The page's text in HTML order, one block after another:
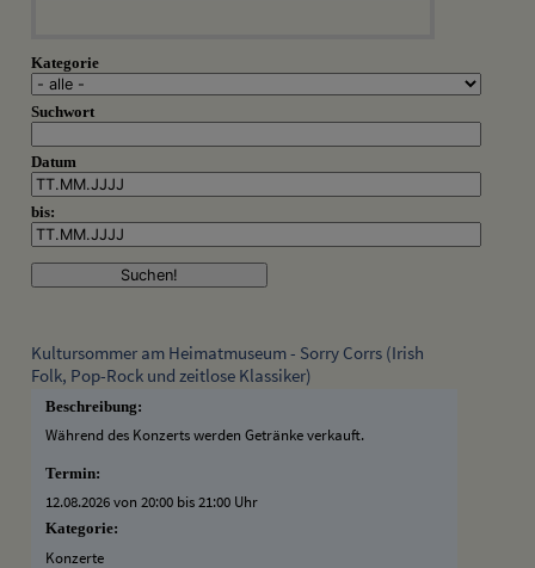
Kategorie
Suchwort
Datum
bis:
Kultursommer am Heimatmuseum - Sorry Corrs (Irish
Folk, Pop-Rock und zeitlose Klassiker)
Beschreibung:
Während des Konzerts werden Getränke verkauft.
Termin:
12.08.2026 von 20:00 bis 21:00 Uhr
Kategorie:
Konzerte